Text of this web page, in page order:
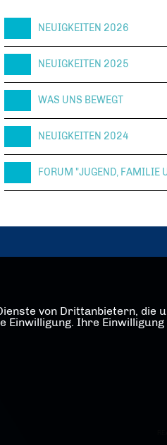
NEUIGKEITEN 2026
NEUIGKEITEN 2025
WAS UNS BEWEGT
NEUIGKEITEN 2024
FORUM "JUGEND, FAMILIE
von Drittanbietern, die
Ihre Einwilligung